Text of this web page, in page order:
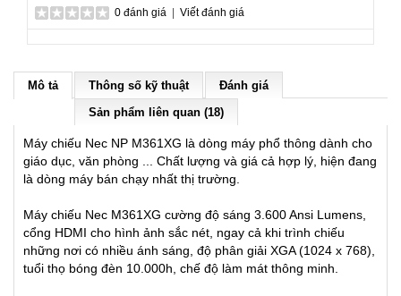
0 đánh giá Viết đánh giá
Mô tả Thông số kỹ thuật
Đánh giá
Sản phẩm liên quan (18)
Máy chiếu Nec NP M361XG là dòng máy phổ thông dành cho
giáo dục, văn phòng ... Chất lượng và giá cả hợp lý, hiện đang
là dòng máy bán chạy nhất thị trường.
Máy chiếu Nec M361XG cường độ sáng 3.600 Ansi Lumens,
cổng HDMI cho hình ảnh sắc nét, ngay cả khi trình chiếu
những nơi có nhiều ánh sáng, độ phân giải XGA (1024 x 768),
tuổi thọ bóng đèn 10.000h, chế độ làm mát thông minh.